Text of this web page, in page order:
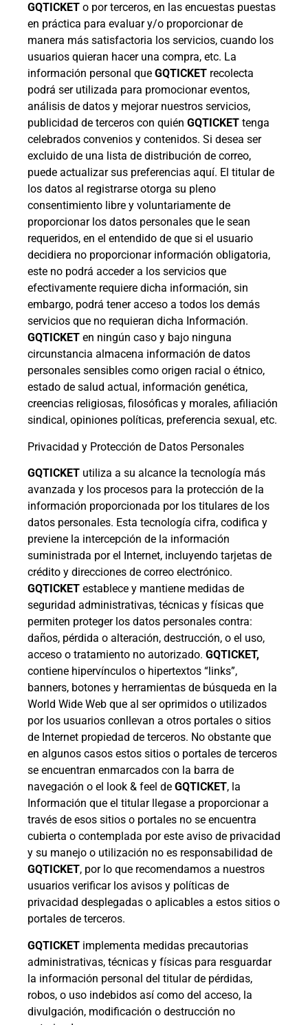
GQTICKET o por terceros, en las encuestas puestas
en práctica para evaluar y/o proporcionar de
manera más satisfactoria los servicios, cuando los
usuarios quieran hacer una compra, etc. La
información personal que GQTICKET recolecta
podrá ser utilizada para promocionar eventos,
análisis de datos y mejorar nuestros servicios,
publicidad de terceros con quién GQTICKET tenga
celebrados convenios y contenidos. Si desea ser
excluido de una lista de distribución de correo,
puede actualizar sus preferencias aquí. El titular de
los datos al registrarse otorga su pleno
consentimiento libre y voluntariamente de
proporcionar los datos personales que le sean
requeridos, en el entendido de que si el usuario
decidiera no proporcionar información obligatoria,
este no podrá acceder a los servicios que
efectivamente requiere dicha información, sin
embargo, podrá tener acceso a todos los demás
servicios que no requieran dicha Información.
GQTICKET en ningún caso y bajo ninguna
circunstancia almacena información de datos
personales sensibles como origen racial o étnico,
estado de salud actual, información genética,
creencias religiosas, filosóficas y morales, afiliación
sindical, opiniones políticas, preferencia sexual, etc.
Privacidad y Protección de Datos Personales
GQTICKET utiliza a su alcance la tecnología más
avanzada y los procesos para la protección de la
información proporcionada por los titulares de los
datos personales. Esta tecnología cifra, codifica y
previene la intercepción de la información
suministrada por el Internet, incluyendo tarjetas de
crédito y direcciones de correo electrónico.
GQTICKET establece y mantiene medidas de
seguridad administrativas, técnicas y físicas que
permiten proteger los datos personales contra:
daños, pérdida o alteración, destrucción, o el uso,
acceso o tratamiento no autorizado. GQTICKET,
contiene hipervínculos o hipertextos “links”,
banners, botones y herramientas de búsqueda en la
World Wide Web que al ser oprimidos o utilizados
por los usuarios conllevan a otros portales o sitios
de Internet propiedad de terceros. No obstante que
en algunos casos estos sitios o portales de terceros
se encuentran enmarcados con la barra de
navegación o el look & feel de GQTICKET, la
Información que el titular llegase a proporcionar a
través de esos sitios o portales no se encuentra
cubierta o contemplada por este aviso de privacidad
y su manejo o utilización no es responsabilidad de
GQTICKET, por lo que recomendamos a nuestros
usuarios verificar los avisos y políticas de
privacidad desplegadas o aplicables a estos sitios o
portales de terceros.
GQTICKET implementa medidas precautorias
administrativas, técnicas y físicas para resguardar
la información personal del titular de pérdidas,
robos, o uso indebidos así como del acceso, la
divulgación, modificación o destrucción no